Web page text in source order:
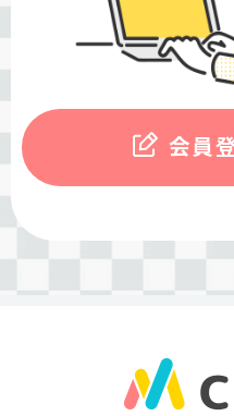
会員